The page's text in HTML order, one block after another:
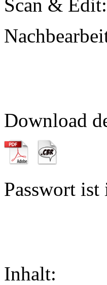
Scan & Edit:
Download
Passwort
Inhalt: